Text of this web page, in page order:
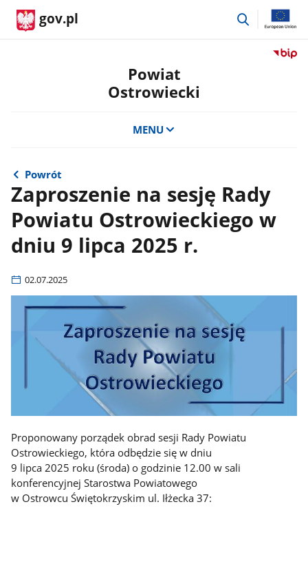
gov.pl
przejdź
Przejdź
Powiat
Ostrowiecki
MENU
Powrót
Zaproszenie na sesję Rady
Powiatu Ostrowieckiego w
dniu 9 lipca 2025 r.
02.07.2025
Proponowany porządek obrad sesji Rady Powiatu
Ostrowieckiego, która odbędzie się w dniu
9 lipca 2025 roku (środa) o godzinie 12.00 w sali
konferencyjnej Starostwa Powiatowego
w Ostrowcu Świętokrzyskim ul. Iłżecka 37: